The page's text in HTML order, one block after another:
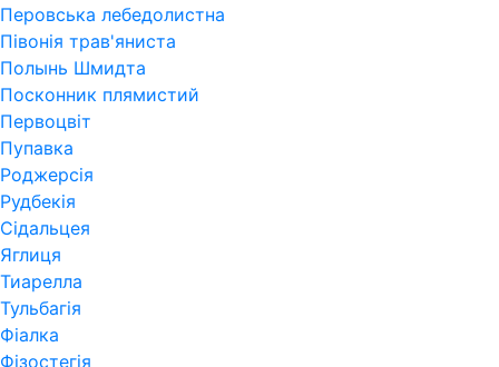
Перовська лебедолистна
Півонія трав'яниста
Полынь Шмидта
Посконник плямистий
Первоцвіт
Пупавка
Роджерсія
Рудбекія
Сідальцея
Яглиця
Тиарелла
Тульбагія
Фіалка
Фізостегія